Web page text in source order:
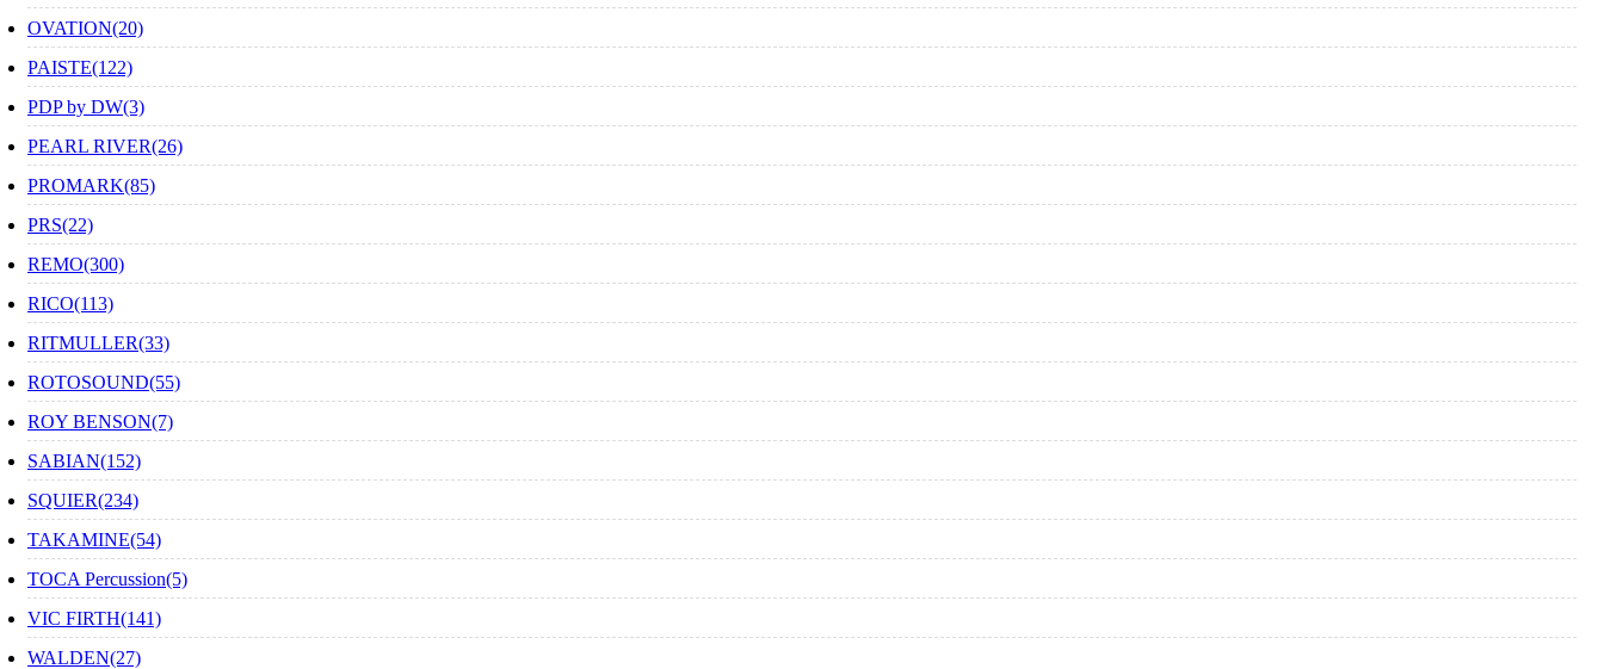
OVATION(20)
PAISTE(122)
PDP by DW(3)
PEARL RIVER(26)
PROMARK(85)
PRS(22)
REMO(300)
RICO(113)
RITMULLER(33)
ROTOSOUND(55)
ROY BENSON(7)
SABIAN(152)
SQUIER(234)
TAKAMINE(54)
TOCA Percussion(5)
VIC FIRTH(141)
WALDEN(27)